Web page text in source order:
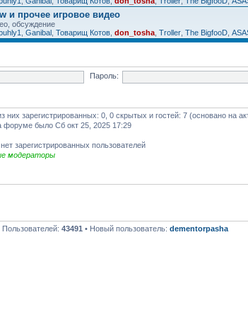
и прочее игровое видео
обсуждение
Ganibal Товарищ Котов don_tosha Troller The BigfooD
Пароль:
из них зарегистрированных: 0, 0 скрытых и гостей: 7 (основано на
форуме было Сб окт 25, 2025 17:29
зарегистрированных пользователей
модераторы
Пользователей: 43491 • Новый пользователь: dementorpasha